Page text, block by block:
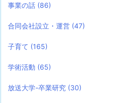
事業の話 (86)
合同会社設立・運営 (47)
子育て (165)
学術活動 (65)
放送大学-卒業研究 (30)